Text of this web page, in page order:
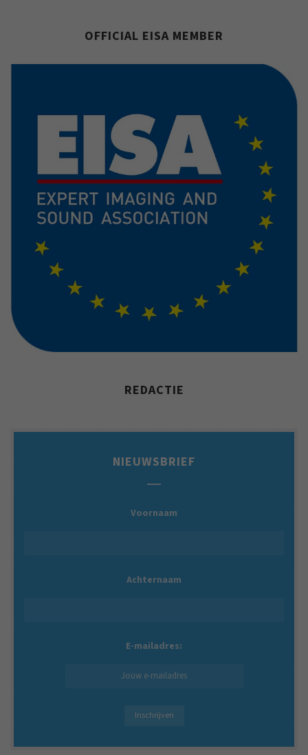
OFFICIAL EISA MEMBER
REDACTIE
NIEUWSBRIEF
Voornaam
Achternaam
E-mailadres: